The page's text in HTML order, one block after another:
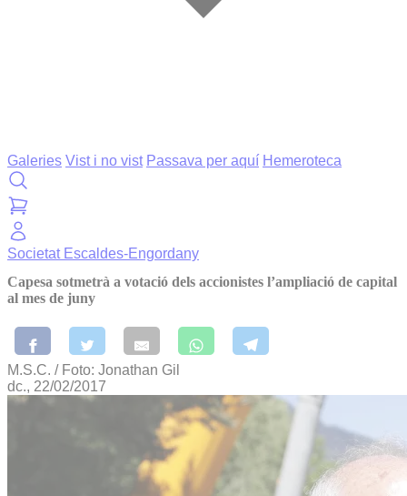
Galeries Vist i no vist Passava per aquí Hemeroteca
Societat Escaldes-Engordany
Capesa sotmetrà a votació dels accionistes l’ampliació de capital
al mes de juny
M.S.C. / Foto: Jonathan Gil
dc., 22/02/2017